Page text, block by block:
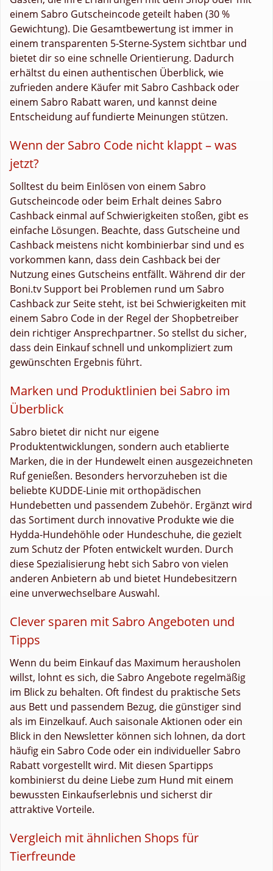
einem Sabro Gutscheincode geteilt haben (30 %
Gewichtung). Die Gesamtbewertung ist immer in
einem transparenten 5-Sterne-System sichtbar und
bietet dir so eine schnelle Orientierung. Dadurch
erhältst du einen authentischen Überblick, wie
zufrieden andere Käufer mit Sabro Cashback oder
einem Sabro Rabatt waren, und kannst deine
Entscheidung auf fundierte Meinungen stützen.
Wenn der Sabro Code nicht klappt – was
jetzt?
Solltest du beim Einlösen von einem Sabro
Gutscheincode oder beim Erhalt deines Sabro
Cashback einmal auf Schwierigkeiten stoßen, gibt es
einfache Lösungen. Beachte, dass Gutscheine und
Cashback meistens nicht kombinierbar sind und es
vorkommen kann, dass dein Cashback bei der
Nutzung eines Gutscheins entfällt. Während dir der
Boni.tv Support bei Problemen rund um Sabro
Cashback zur Seite steht, ist bei Schwierigkeiten mit
einem Sabro Code in der Regel der Shopbetreiber
dein richtiger Ansprechpartner. So stellst du sicher,
dass dein Einkauf schnell und unkompliziert zum
gewünschten Ergebnis führt.
Marken und Produktlinien bei Sabro im
Überblick
Sabro bietet dir nicht nur eigene
Produktentwicklungen, sondern auch etablierte
Marken, die in der Hundewelt einen ausgezeichneten
Ruf genießen. Besonders hervorzuheben ist die
beliebte KUDDE-Linie mit orthopädischen
Hundebetten und passendem Zubehör. Ergänzt wird
das Sortiment durch innovative Produkte wie die
Hydda-Hundehöhle oder Hundeschuhe, die gezielt
zum Schutz der Pfoten entwickelt wurden. Durch
diese Spezialisierung hebt sich Sabro von vielen
anderen Anbietern ab und bietet Hundebesitzern
eine unverwechselbare Auswahl.
Clever sparen mit Sabro Angeboten und
Tipps
Wenn du beim Einkauf das Maximum herausholen
willst, lohnt es sich, die Sabro Angebote regelmäßig
im Blick zu behalten. Oft findest du praktische Sets
aus Bett und passendem Bezug, die günstiger sind
als im Einzelkauf. Auch saisonale Aktionen oder ein
Blick in den Newsletter können sich lohnen, da dort
häufig ein Sabro Code oder ein individueller Sabro
Rabatt vorgestellt wird. Mit diesen Spartipps
kombinierst du deine Liebe zum Hund mit einem
bewussten Einkaufserlebnis und sicherst dir
attraktive Vorteile.
Vergleich mit ähnlichen Shops für
Tierfreunde